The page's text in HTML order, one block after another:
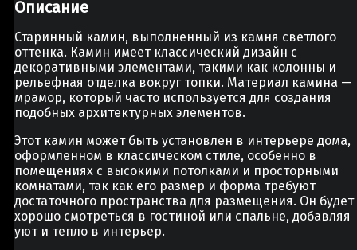
Описание
Старинный камин, выполненный из камня светлого
оттенка. Камин имеет классический дизайн с
декоративными элементами, такими как колонны и
рельефная отделка вокруг топки. Материал камина —
мрамор, который часто используется для создания
подобных архитектурных элементов.
Этот камин может быть установлен в интерьере дома,
оформленном в классическом стиле, особенно в
помещениях с высокими потолками и просторными
комнатами, так как его размер и форма требуют
достаточного пространства для размещения. Он будет
хорошо смотреться в гостиной или спальне, добавляя
уют и тепло в интерьер.